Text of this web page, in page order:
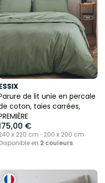
de lit unie en percale
coton, taies carrées,
€
x 220 cm ⋅ 200 x 200 cm
en 2 couleurs